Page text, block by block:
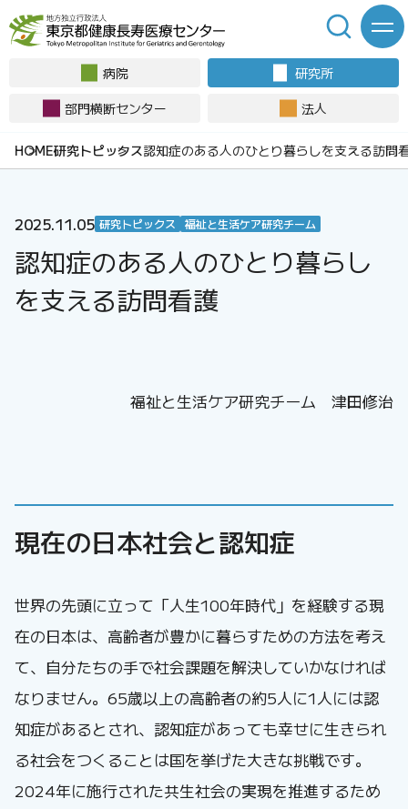
病院
研究所
部門横断センター
法人
研究トピックス認知症のある人のひとり暮らしを支える訪問
2025.11.05 研究トピックス 福祉と生活ケア研究チーム
認知症のある人のひとり暮らし
を支える訪問看護
福祉と生活ケア研究チーム 津田修治
現在の日本社会と認知症
世界の先頭に立って「人生100年時代」を経験する現
在の日本は、高齢者が豊かに暮らすための方法を考え
て、自分たちの手で社会課題を解決していかなければ
なりません。65歳以上の高齢者の約5人に1人には認
知症があるとされ、認知症があっても幸せに生きられ
る社会をつくることは国を挙げた大きな挑戦です。
2024年に施行された共生社会の実現を推進するため